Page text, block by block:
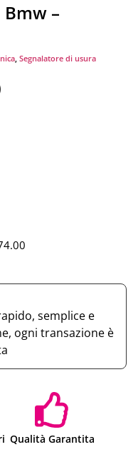
–
, Segnalatore di usura
semplice e
ogni transazione è
Qualità Garantita